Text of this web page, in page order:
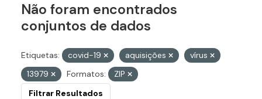
Não foram encontrados
conjuntos de dados
Etiquetas: covid-19 aquisições
vírus
13979
Formatos:
ZIP
Filtrar Resultados